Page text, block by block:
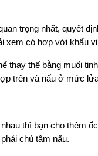
trọng nhất, quyết
xem có hợp với khẩu
thay thế bằng muối
trên và nấu ở mức
thì bạn cho
chú tâm nấu.